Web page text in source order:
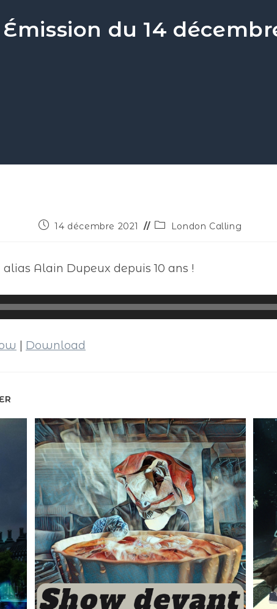
du 14
14 décembre 2021 London Calling
Alain Dupeux depuis 10 ans !
Download